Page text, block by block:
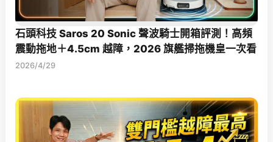
石頭科技 Saros 20 Sonic 聲波騎士開箱評測！高頻
震動拖地＋4.5cm 越障，2026 旗艦掃拖機皇一次看
2026/4/29